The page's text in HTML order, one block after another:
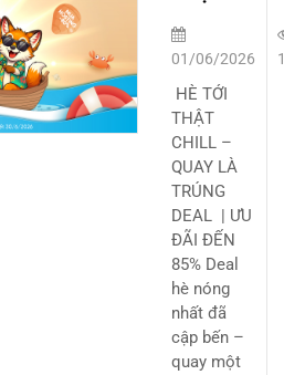
CHILL –
QUAY LÀ
TRÚNG
DEAL |
ƯU ĐÃI
ĐẾN 85%
01/06/2026
HÈ TỚI
THẬT
CHILL –
QUAY LÀ
TRÚNG
DEAL | ƯU
ĐÃI ĐẾN
85% Deal
hè nóng
nhất đã
cập bến –
quay một